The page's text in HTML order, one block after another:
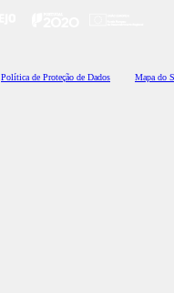
Política de Proteção de Dados Mapa do